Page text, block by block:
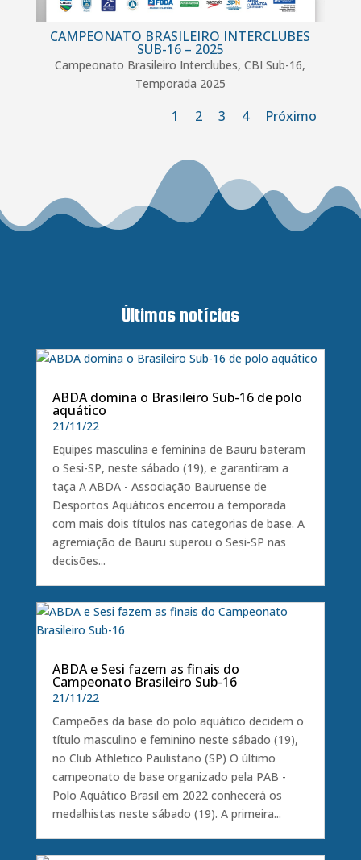
CAMPEONATO BRASILEIRO INTERCLUBES
SUB-16 – 2025
Campeonato Brasileiro Interclubes,CBI Sub-16,
Temporada 2025
1 2 3 4 Próximo
Últimas notícias
ABDA domina o Brasileiro Sub-16 de polo
aquático
21/11/22
Equipes masculina e feminina de Bauru bateram
o Sesi-SP, neste sábado (19), e garantiram a
taça A ABDA - Associação Bauruense de
Desportos Aquáticos encerrou a temporada
com mais dois títulos nas categorias de base. A
agremiação de Bauru superou o Sesi-SP nas
decisões...
ABDA e Sesi fazem as finais do
Campeonato Brasileiro Sub-16
21/11/22
Campeões da base do polo aquático decidem o
título masculino e feminino neste sábado (19),
no Club Athletico Paulistano (SP) O último
campeonato de base organizado pela PAB -
Polo Aquático Brasil em 2022 conhecerá os
medalhistas neste sábado (19). A primeira...